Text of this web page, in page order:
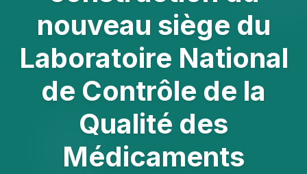
nouveau siège du
Laboratoire National
de Contrôle de la
Qualité des
Médicaments